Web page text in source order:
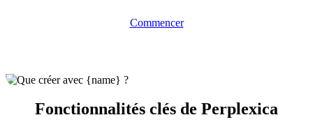
Commencer
Fonctionnalités clés de Perplexica